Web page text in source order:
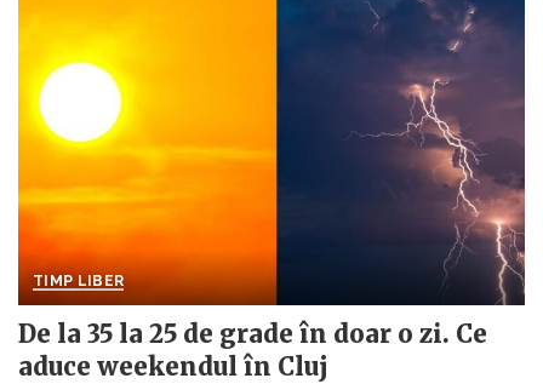
TIMP LIBER
De la 35 la 25 de grade în doar o zi. Ce
aduce weekendul în Cluj